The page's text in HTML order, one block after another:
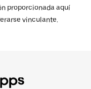
proporcionada aquí
vinculante.